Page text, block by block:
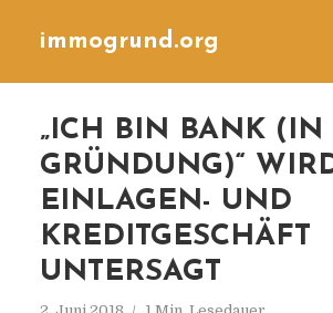
immogrund.org
„ICH BIN BANK (IN
GRÜNDUNG)“
EINLAGEN- UND
KREDITGESCHÄFT
UNTERSAGT